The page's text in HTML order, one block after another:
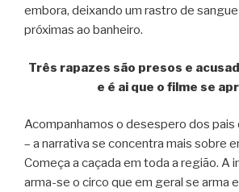
embora, deixando um rastro de
próximas ao banheiro.
Três rapazes são presos e
e é ai que o filme se
Acompanhamos o desespero dos
– a narrativa se concentra mais sobre
Começa a caçada em toda a região. A
arma-se o circo que em geral se arma